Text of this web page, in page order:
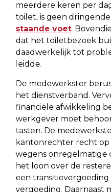
meerdere keren per
toilet, is geen
staande voet.
dat het toiletbezoek
daadwerkelijk tot
leidde.
De medewerkster
het dienstverband.
financiële afwikkeling
werkgever moet
tasten. De
kantonrechter recht op
wegens onregelmatige
het loon over de
een
vergoeding. Daarnaast